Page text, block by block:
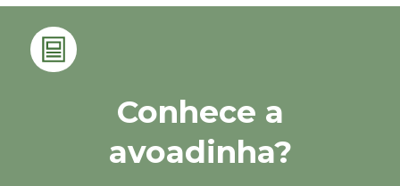
Conhece a
avoadinha?